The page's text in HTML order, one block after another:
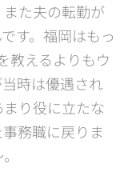
た夫の転勤が
す。福岡はもっ
教えるよりもウ
時は優遇され
り役に立たな
務職に戻りま